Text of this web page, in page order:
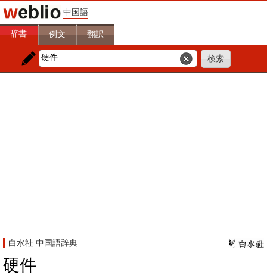
中国語
辞書 例文 翻訳
白水社 中国語辞典
硬件